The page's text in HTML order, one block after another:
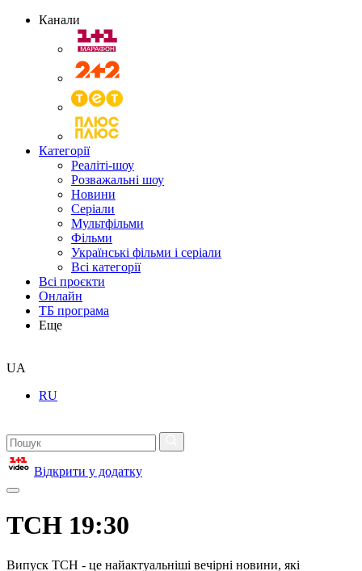
Канали
Категорії
Реаліті-шоу
Розважальні шоу
Новини
Серіали
Мультфільми
Фільми
Українські фільми і серіали
Всі категорії
Всі проєкти
Онлайн
ТБ програма
Еще
UA
RU
Відкрити у додатку
ТСН 19:30
Випуск ТСН - це найактуальніші вечірні новини, які